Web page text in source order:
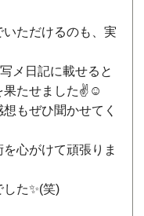
ただけるのも、実
メ日記に載せると
果たせました✌️☺️
もぜひ聞かせてく
心がけて頑張りま
た✨(笑)